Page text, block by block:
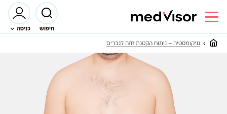
חיפוש כניסה
גניקומסטיה – ניתוח הקטנת חזה לגברים